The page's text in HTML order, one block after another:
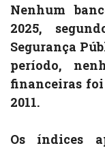
Nenhum
2025,
Segurança
período,
financeiras
2011.
Os índices